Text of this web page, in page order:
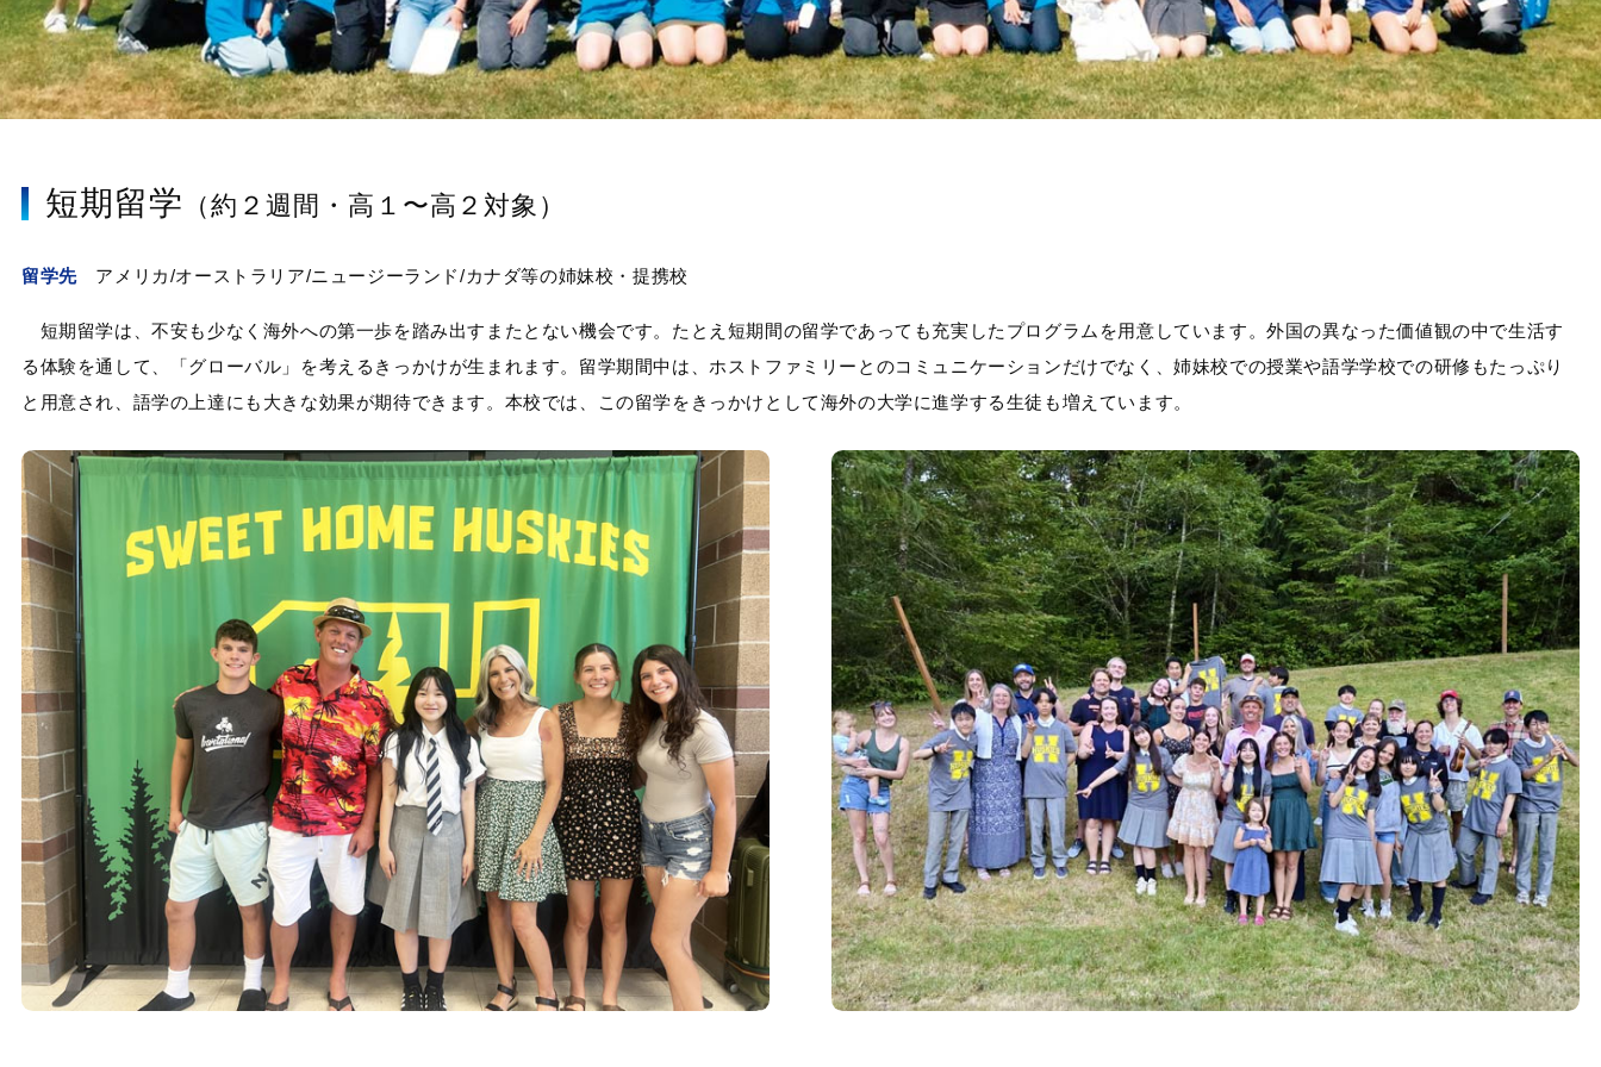
短期留学 （約２週間・高１〜高２対象）
留学先アメリカ/オーストラリア/ニュージーランド/カナダ等の姉妹校・提携校
短期留学は、不安も少なく海外への第一歩を踏み出すまたとない機会です。たとえ短期間の留学であっても充実したプログラムを用意しています。外国の異なった価値観の中で生活す
る体験を通して、「グローバル」を考えるきっかけが生まれます。留学期間中は、ホストファミリーとのコミュニケーションだけでなく、姉妹校での授業や語学学校での研修もたっぷり
と用意され、語学の上達にも大きな効果が期待できます。本校では、この留学をきっかけとして海外の大学に進学する生徒も増えています。